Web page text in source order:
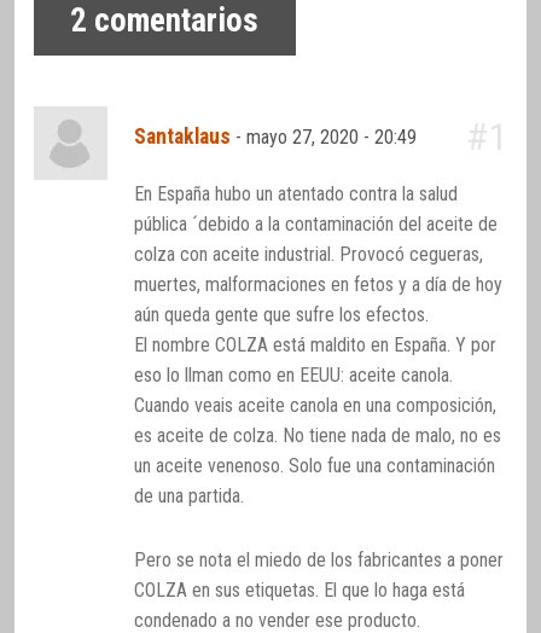
2 comentarios
Santaklaus -mayo 27, 2020 - 20:49 #1
En España hubo un atentado contra la salud
pública ´debido a la contaminación del aceite de
colza con aceite industrial. Provocó cegueras,
muertes, malformaciones en fetos y a día de hoy
aún queda gente que sufre los efectos.
El nombre COLZA está maldito en España. Y por
eso lo llman como en EEUU: aceite canola.
Cuando veais aceite canola en una composición,
es aceite de colza. No tiene nada de malo, no es
un aceite venenoso. Solo fue una contaminación
de una partida.
Pero se nota el miedo de los fabricantes a poner
COLZA en sus etiquetas. El que lo haga está
condenado a no vender ese producto.